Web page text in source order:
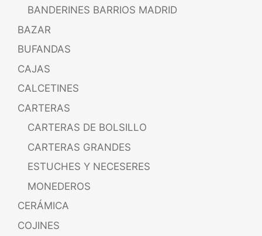
BANDERINES BARRIOS MADRID
BAZAR
BUFANDAS
CAJAS
CALCETINES
CARTERAS
CARTERAS DE BOLSILLO
CARTERAS GRANDES
ESTUCHES Y NECESERES
MONEDEROS
CERÁMICA
COJINES